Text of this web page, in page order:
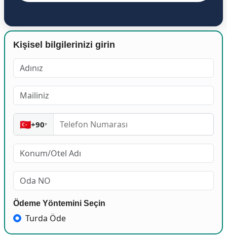
Kişisel bilgilerinizi girin
🇹🇷+90▾
Ödeme Yöntemini Seçin
Turda Öde